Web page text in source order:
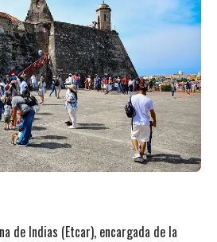
de Indias (Etcar), encargada de la